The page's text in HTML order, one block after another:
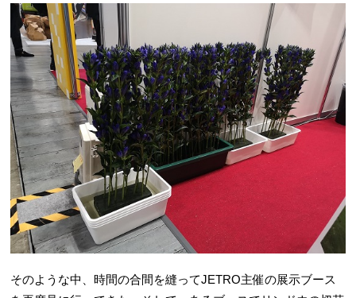
そのような中、時間の合間を縫ってJETRO主催の展示ブース